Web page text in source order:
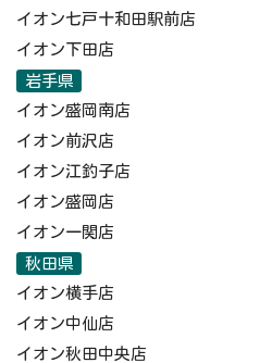
イオン七戸十和田駅前店
イオン下田店
岩手県
イオン盛岡南店
イオン前沢店
イオン江釣子店
イオン盛岡店
イオン一関店
秋田県
イオン横手店
イオン中仙店
イオン秋田中央店